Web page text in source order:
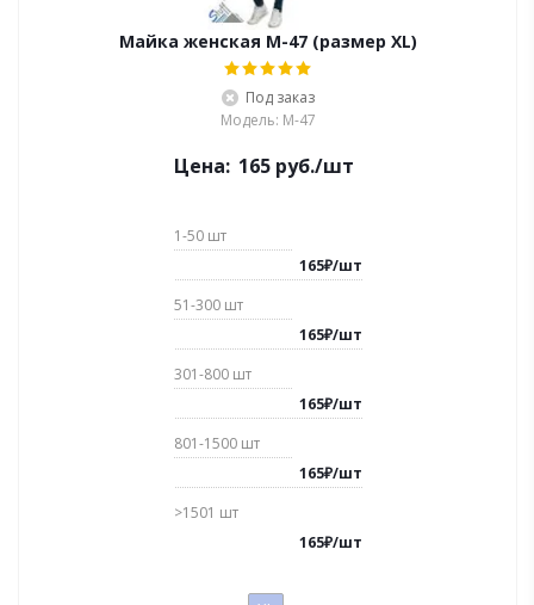
Майка женская M-47 (размер XL)
Под заказ
Модель: M-47
Цена: 165 руб./шт
1-50 шт
165₽/шт
51-300 шт
165₽/шт
301-800 шт
165₽/шт
801-1500 шт
165₽/шт
>1501 шт
165₽/шт